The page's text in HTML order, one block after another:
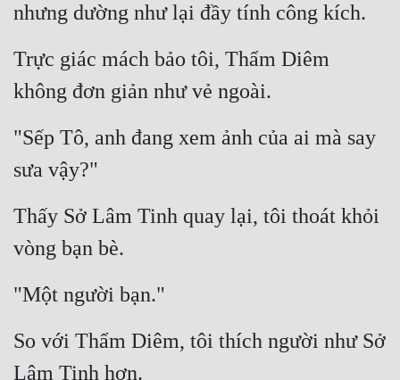
Dã Sử
Dị Giới
Dị Năng
Huyền Huyễn
Huyền Nghi
Huyền Ảo
Hài Hước
Hệ Thống
nhưng dường như lại đầy tính công kích.
Trực giác mách bảo tôi, Thẩm Diêm
không đơn giản như vẻ ngoài.
"Sếp Tô, anh đang xem ảnh của ai mà say
sưa vậy?"
Thấy Sở Lâm Tinh quay lại, tôi thoát khỏi
vòng bạn bè.
"Một người bạn."
So với Thẩm Diêm, tôi thích người như Sở
Lâm Tinh hơn.